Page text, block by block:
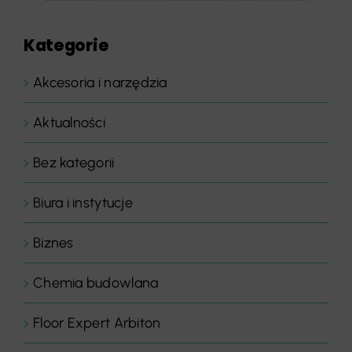
Kategorie
Akcesoria i narzędzia
Aktualności
Bez kategorii
Biura i instytucje
Biznes
Chemia budowlana
Floor Expert Arbiton